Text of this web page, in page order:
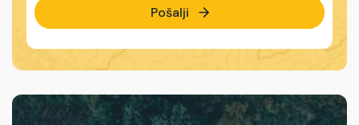
Pošalji